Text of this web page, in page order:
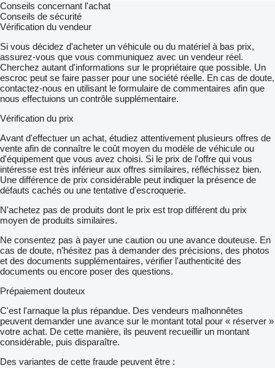
Conseils concernant l'achat
Conseils de sécurité
Vérification du vendeur
Si vous décidez d'acheter un véhicule ou du matériel à bas prix,
assurez-vous que vous communiquez avec un vendeur réel.
Cherchez autant d'informations sur le propriétaire que possible. Un
escroc peut se faire passer pour une société réelle. En cas de doute,
contactez-nous en utilisant le formulaire de commentaires afin que
nous effectuions un contrôle supplémentaire.
Vérification du prix
Avant d'effectuer un achat, étudiez attentivement plusieurs offres de
vente afin de connaître le coût moyen du modèle de véhicule ou
d'équipement que vous avez choisi. Si le prix de l'offre qui vous
intéresse est très inférieur aux offres similaires, réfléchissez bien.
Une différence de prix considérable peut indiquer la présence de
défauts cachés ou une tentative d'escroquerie.
N'achetez pas de produits dont le prix est trop différent du prix
moyen de produits similaires.
Ne consentez pas à payer une caution ou une avance douteuse. En
cas de doute, n’hésitez pas à demander des précisions, des photos
et des documents supplémentaires, vérifier l'authenticité des
documents ou encore poser des questions.
Prépaiement douteux
C'est l'arnaque la plus répandue. Des vendeurs malhonnêtes
peuvent demander une avance sur le montant total pour « réserver »
votre achat. De cette manière, ils peuvent recueillir un montant
considérable, puis disparaître.
Des variantes de cette fraude peuvent être :